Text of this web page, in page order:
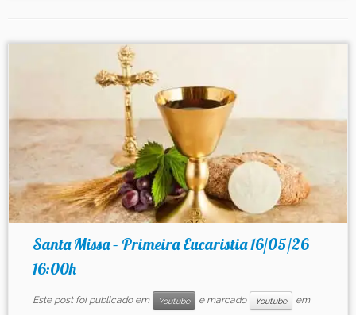
Santa Missa – Primeira Eucaristia 16/05/26
16:00h
Este post foi publicado em Youtube e marcado Youtube
em